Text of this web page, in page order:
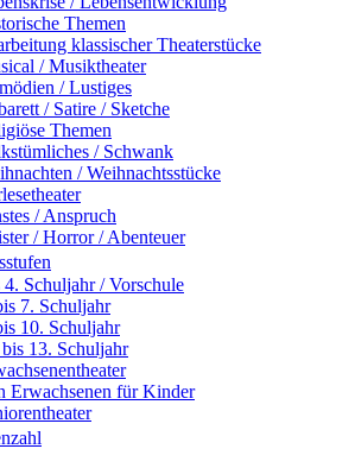
Themen
klassischer Theaterstücke
/ Musiktheater
/ Lustiges
/ Satire / Sketche
Themen
/ Schwank
/ Weihnachtsstücke
/ Anspruch
/ Horror / Abenteuer
Schuljahr / Vorschule
7. Schuljahr
10. Schuljahr
bis 13. Schuljahr
Erwachsenen für Kinder